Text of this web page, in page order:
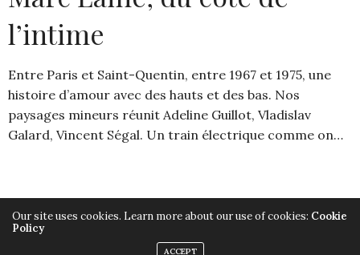
l’intime
Entre Paris et Saint-Quentin, entre 1967 et 1975, une
histoire d’amour avec des hauts et des bas. Nos
paysages mineurs réunit Adeline Guillot, Vladislav
Galard, Vincent Ségal. Un train électrique comme on…
Our site uses cookies. Learn more about our use of cookies: Cookie
Policy
ACCEPT